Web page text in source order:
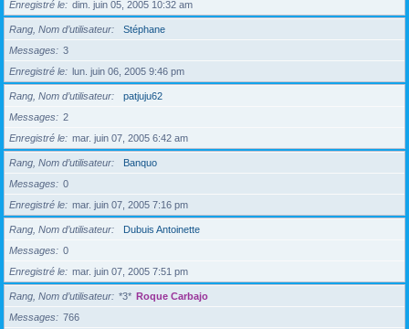
Enregistré le
dim. juin 05, 2005 10:32 am
Rang, Nom d’utilisateur
Stéphane
Messages
3
Enregistré le
lun. juin 06, 2005 9:46 pm
Rang, Nom d’utilisateur
patjuju62
Messages
2
Enregistré le
mar. juin 07, 2005 6:42 am
Rang, Nom d’utilisateur
Banquo
Messages
0
Enregistré le
mar. juin 07, 2005 7:16 pm
Rang, Nom d’utilisateur
Dubuis Antoinette
Messages
0
Enregistré le
mar. juin 07, 2005 7:51 pm
Rang, Nom d’utilisateur *3* Roque Carbajo
Messages
766